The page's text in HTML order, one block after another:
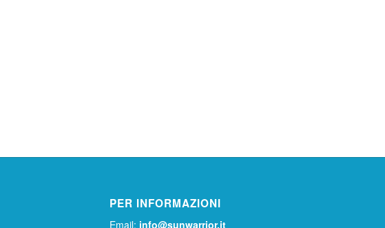
PER INFORMAZIONI
Email: info@sunwarrior.it